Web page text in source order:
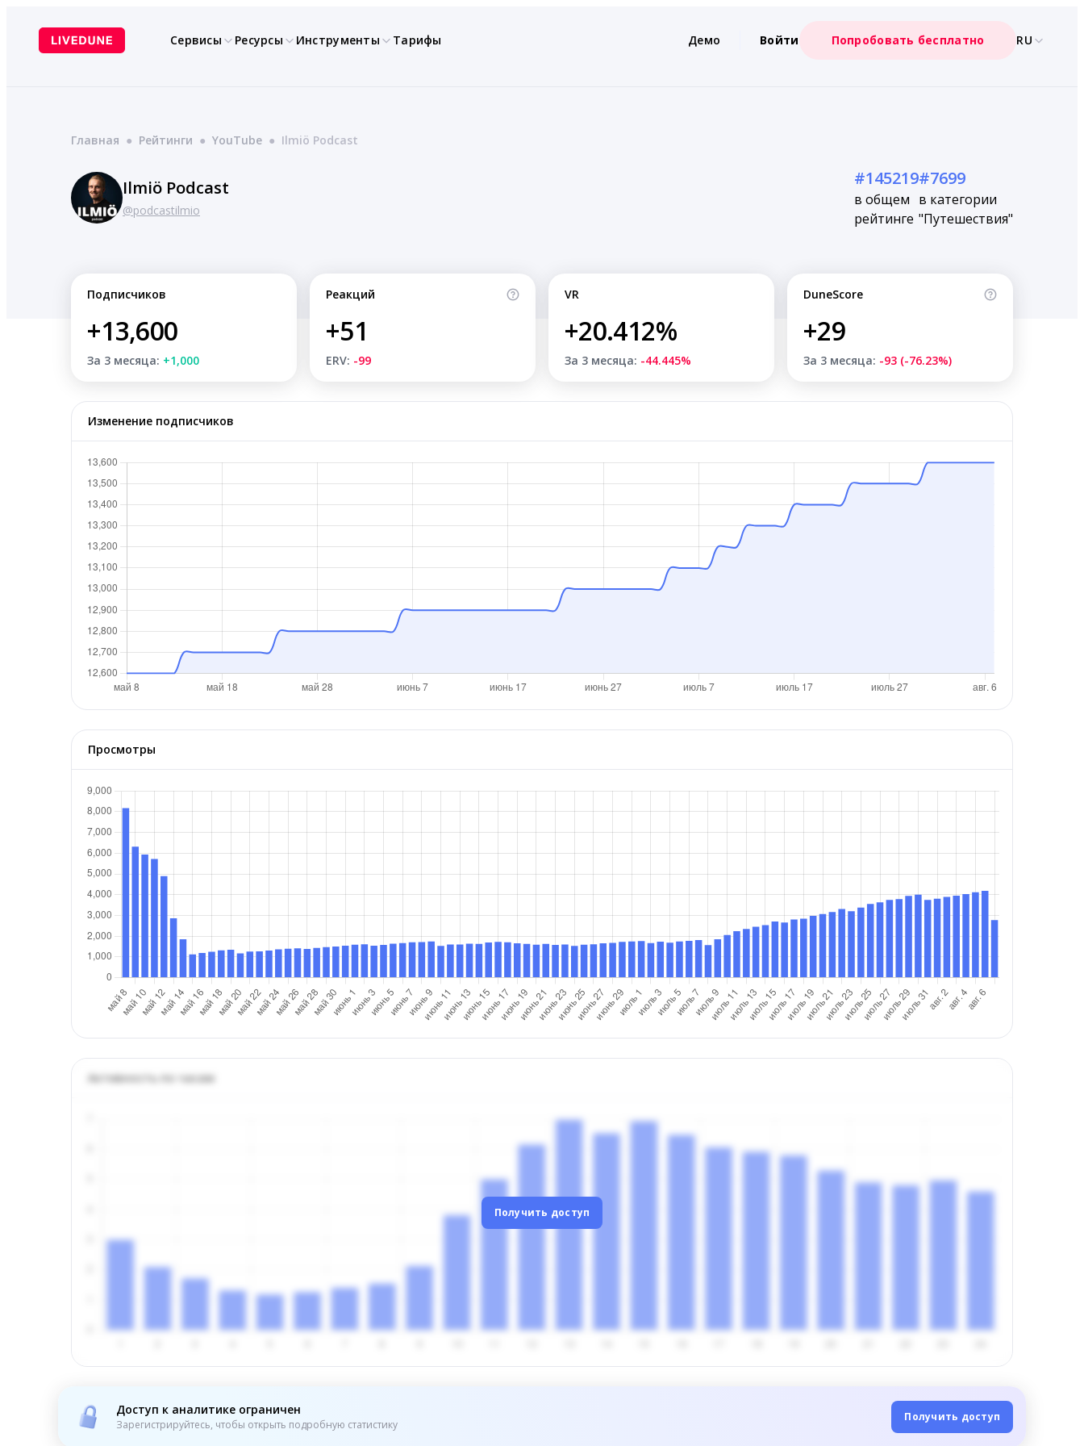
содержимому
Сервисы Ресурсы Инструменты Тарифы Демо Войти Попробовать бесплатно RU
Главная ● Рейтинги ● YouTube ● Ilmiö Podcast
Ilmiö Podcast
@podcastilmio
#145219
в общем
рейтинге
#7699
в категории
"Путешествия"
Подписчиков
+13,600
За 3 месяца: +1,000
Реакций
+51
ERV: -99
VR
+20.412%
За 3 месяца: -44.445%
DuneScore
+29
За 3 месяца: -93 (-76.23%)
Изменение подписчиков
Просмотры
Активность по часам
Получить доступ
Доступ к аналитике ограничен
Зарегистрируйтесь, чтобы открыть подробную статистику
Получить доступ